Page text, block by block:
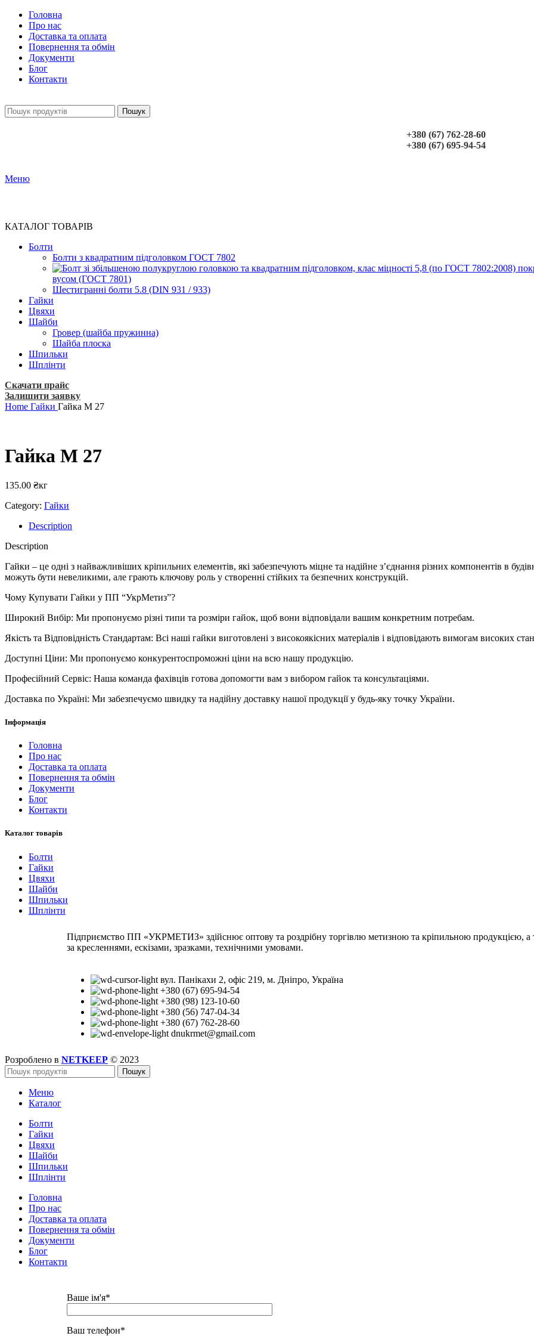
Головна
Про нас
Доставка та оплата
Повернення та обмін
Документи
Блог
Контакти
Пошук
+380 (67) 762-28-60
+380 (67) 695-94-54
Меню
КАТАЛОГ ТОВАРІВ
Болти
Болти з квадратним підголовком ГОСТ 7802
вусом (ГОСТ 7801)
Шестигранні болти 5.8 (DIN 931 / 933)
Гайки
Цвяхи
Шайби
Гровер (шайба пружинна)
Шайба плоска
Шпильки
Шплінти
Скачати прайс
Залишити заявку
Home Гайки Гайка М 27
Гайка М 27
135.00 ₴кг
Category: Гайки
Description
Description
Гайки – це одні з найважливіших кріпильних елементів, які забезпечують міцне та надійне з’єднання різних компонентів в
можуть бути невеликими, але грають ключову роль у створенні стійких та безпечних конструкцій.
Чому Купувати Гайки у ПП “УкрМетиз”?
Широкий Вибір: Ми пропонуємо різні типи та розміри гайок, щоб вони відповідали вашим конкретним потребам.
Якість та Відповідність Стандартам: Всі наші гайки виготовлені з високоякісних матеріалів і відповідають вимогам високих
Доступні Ціни: Ми пропонуємо конкурентоспроможні ціни на всю нашу продукцію.
Професійний Сервіс: Наша команда фахівців готова допомогти вам з вибором гайок та консультаціями.
Доставка по Україні: Ми забезпечуємо швидку та надійну доставку нашої продукції у будь-яку точку України.
Інформація
Головна
Про нас
Доставка та оплата
Повернення та обмін
Документи
Блог
Контакти
Каталог товарів
Болти
Гайки
Цвяхи
Шайби
Шпильки
Шплінти
Підприємство ПП «УКРМЕТИЗ» здійснює оптову та роздрібну торгівлю метизною та кріпильною продукцією, а
за кресленнями, ескізами, зразками, технічними умовами.
вул. Панікахи 2, офіс 219, м. Дніпро, Україна
+380 (67) 695-94-54
+380 (98) 123-10-60
+380 (56) 747-04-34
+380 (67) 762-28-60
dnukrmet@gmail.com
Розроблено в NETKEEP © 2023
Пошук
Меню
Каталог
Болти
Гайки
Цвяхи
Шайби
Шпильки
Шплінти
Головна
Про нас
Доставка та оплата
Повернення та обмін
Документи
Блог
Контакти
Ваше ім'я*
Ваш телефон*